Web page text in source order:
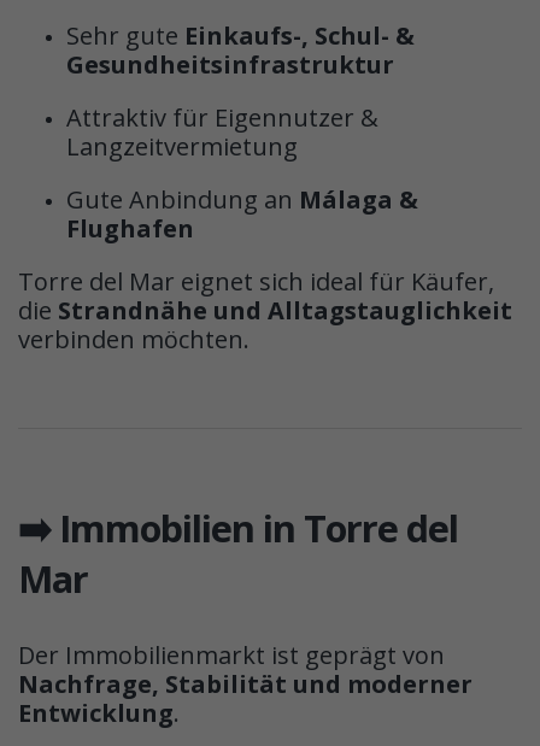
Sehr gute Einkaufs-, Schul- &
Gesundheitsinfrastruktur
Attraktiv für Eigennutzer &
Langzeitvermietung
Gute Anbindung an Málaga &
Flughafen
Torre del Mar eignet sich ideal für Käufer,
die Strandnähe und Alltagstauglichkeit
verbinden möchten.
➡️ Immobilien in Torre del
Mar
Der Immobilienmarkt ist geprägt von
Nachfrage, Stabilität und moderner
Entwicklung.